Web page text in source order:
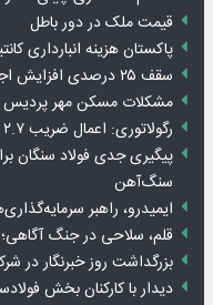
قیمت ملک در دور باطل
پاکستان هزینه انبارداری کانتینرهای
سقف ۲۵ درصدی افزایش اجاره‌بها رعایت نمی‌شود
مشکلات مسکن مهر پردیس پس از ۱۸ سال
رگولاتوری: اعمال ضریب ۲.۷ برای اینترنت بین‌الملل صحت ندارد
پیگیری جدی فولاد سنگان
سنگ‌آهن
ایمیدرو، راهبر
قلم، سلاحی در جنگ آگاهی؛
بزرگداشت روز خبرنگار در
دیدار با کارکنان بخش